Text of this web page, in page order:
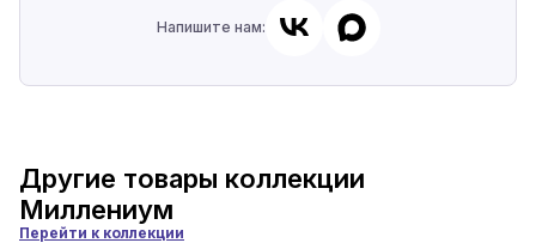
Напишите нам:
Другие товары коллекции
Миллениум
Перейти к коллекции